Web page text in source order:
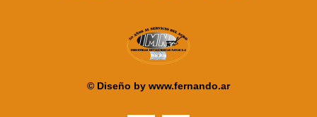
© Diseño by www.fernando.ar